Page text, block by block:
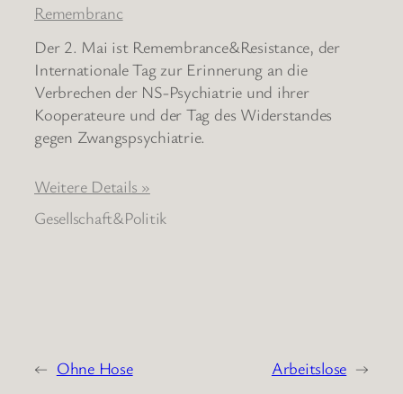
Remembranc
Der 2. Mai ist Remembrance&Resistance, der
Internationale Tag zur Erinnerung an die
Verbrechen der NS-Psychiatrie und ihrer
Kooperateure und der Tag des Widerstandes
gegen Zwangspsychiatrie.
Weitere Details »
Gesellschaft&Politik
← Ohne Hose Arbeitslose →